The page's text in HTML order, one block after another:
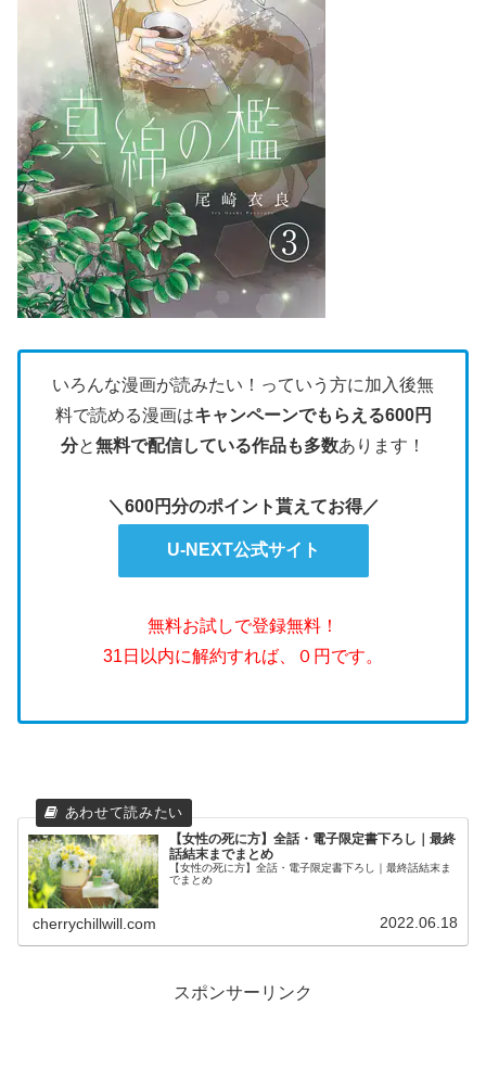
いろんな漫画が読みたい！っていう方に加入後無
料で読める漫画はキャンペーンでもらえる600円
分と無料で配信している作品も多数あります！
＼600円分のポイント貰えてお得／
U-NEXT公式サイト
無料お試しで登録無料！
31日以内に解約すれば、０円です。
【女性の死に方】全話・電子限定書下ろし｜最終
話結末までまとめ
【女性の死に方】全話・電子限定書下ろし｜最終話結末ま
でまとめ
cherrychillwill.com 2022.06.18
スポンサーリンク